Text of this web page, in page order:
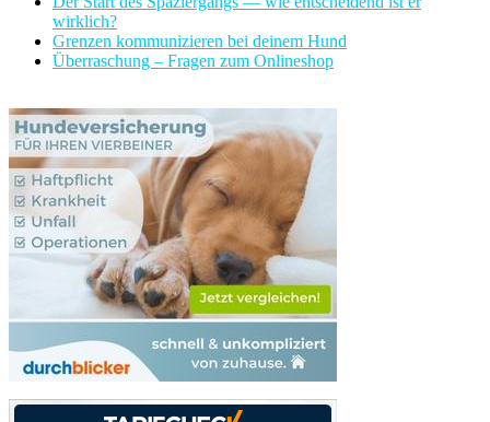
wirklich?
Grenzen kommunizieren bei deinem Hund
Überraschung – Fragen zum Onlineshop